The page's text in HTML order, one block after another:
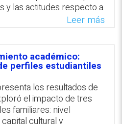
y las actitudes respecto a
de los
y culturales que los
a lo largo de sus
Los hallazgos
identificados
provenían de familias
por incentivar el
intelectual. Se
una metodología
prácticas
Leer más
académico:
perfiles estudiantiles
los resultados de
el impacto de tres
familiares: nivel